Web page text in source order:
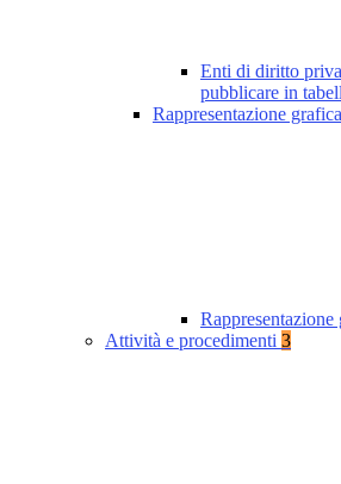
Enti di diritto
pubblicare in
Rappresentazione grafica
Rappresentazione
Attività e procedimenti 3